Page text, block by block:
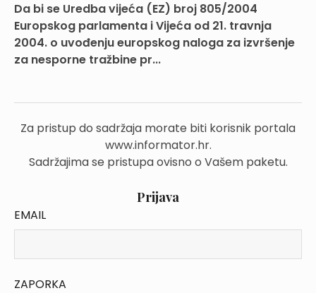
Da bi se Uredba vijeća (EZ) broj 805/2004
Europskog parlamenta i Vijeća od 21. travnja
2004. o uvođenju europskog naloga za izvršenje
za nesporne tražbine pr...
Za pristup do sadržaja morate biti korisnik portala
www.informator.hr.
Sadržajima se pristupa ovisno o Vašem paketu.
Prijava
EMAIL
ZAPORKA